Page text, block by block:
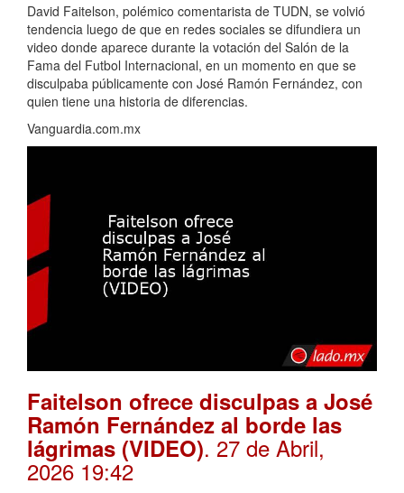
David Faitelson, polémico comentarista de TUDN, se volvió
tendencia luego de que en redes sociales se difundiera un
video donde aparece durante la votación del Salón de la
Fama del Futbol Internacional, en un momento en que se
disculpaba públicamente con José Ramón Fernández, con
quien tiene una historia de diferencias.
Vanguardia.com.mx
Faitelson ofrece disculpas a José
Ramón Fernández al borde las
lágrimas (VIDEO). 27 de Abril,
2026 19:42